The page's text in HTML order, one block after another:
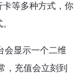
等多种方式，你
会显示一个二维
，充值会立刻到